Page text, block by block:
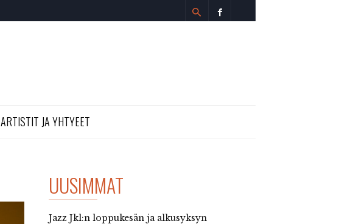
ARTISTIT JA YHTYEET
UUSIMMAT
Jazz Jkl:n loppukesän ja alkusyksyn